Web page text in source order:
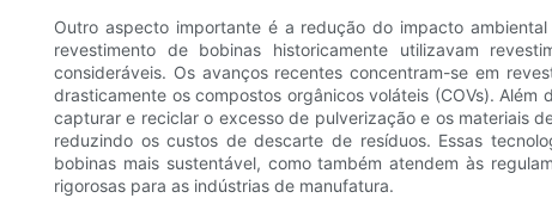
Outro aspecto importante é a redução do impacto
revestimento de bobinas historicamente utilizavam
consideráveis. Os avanços recentes concentram-se em
drasticamente os compostos orgânicos voláteis (COVs).
capturar e reciclar o excesso de pulverização e os materiais
reduzindo os custos de descarte de resíduos. Essas
bobinas mais sustentável, como também atendem às
rigorosas para as indústrias de manufatura.